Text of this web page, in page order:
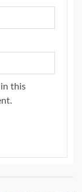
in this